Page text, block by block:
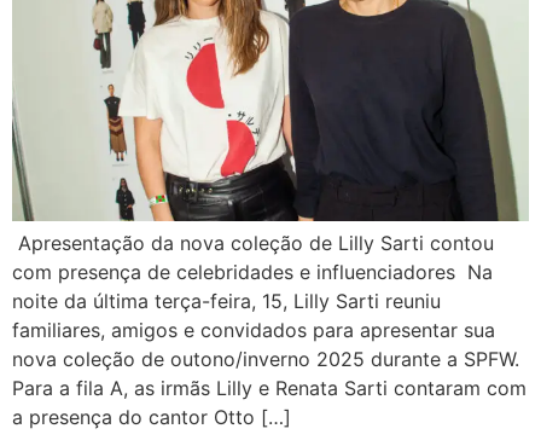
Apresentação da nova coleção de Lilly Sarti contou
com presença de celebridades e influenciadores Na
noite da última terça-feira, 15, Lilly Sarti reuniu
familiares, amigos e convidados para apresentar sua
nova coleção de outono/inverno 2025 durante a SPFW.
Para a fila A, as irmãs Lilly e Renata Sarti contaram com
a presença do cantor Otto […]